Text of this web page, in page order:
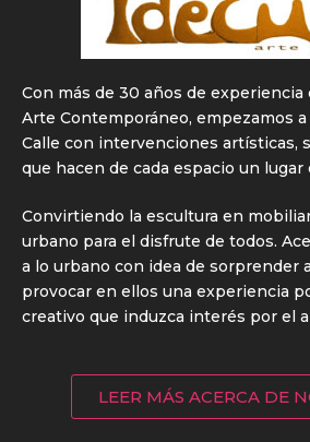
Con más de 30 años de
Arte Contemporáneo, empezamos
Calle con intervenciones artísticas,
que hacen de cada espacio un lugar
Convirtiendo la escultura en
urbano para el disfrute de todos.
a lo urbano con idea de sorprender
provocar en ellos una experiencia
creativo que induzca interés por el
LEER MÁS ACERCA DE